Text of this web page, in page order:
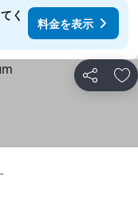
く
料金を表示
シェア お